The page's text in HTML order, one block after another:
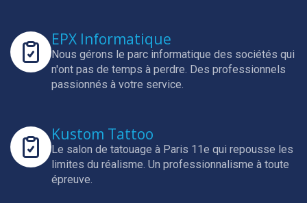
EPX Informatique
Nous gérons le parc informatique des sociétés qui
n'ont pas de temps à perdre. Des professionnels
passionnés à votre service.
Kustom Tattoo
Le salon de tatouage à Paris 11e qui repousse les
limites du réalisme. Un professionnalisme à toute
épreuve.